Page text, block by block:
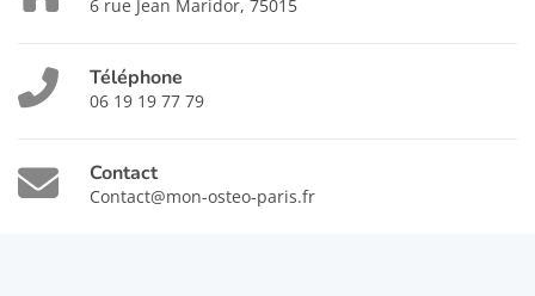
6 rue Jean Maridor, 75015
Téléphone
06 19 19 77 79
Contact
Contact@mon-osteo-paris.fr